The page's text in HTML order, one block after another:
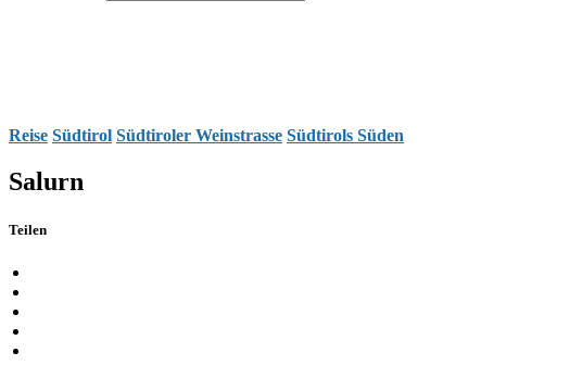
Reise Südtirol Südtiroler Weinstrasse Südtirols Süden
Salurn
Teilen